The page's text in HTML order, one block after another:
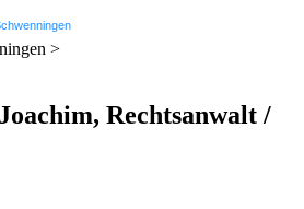
>
Rechtsanwalt /